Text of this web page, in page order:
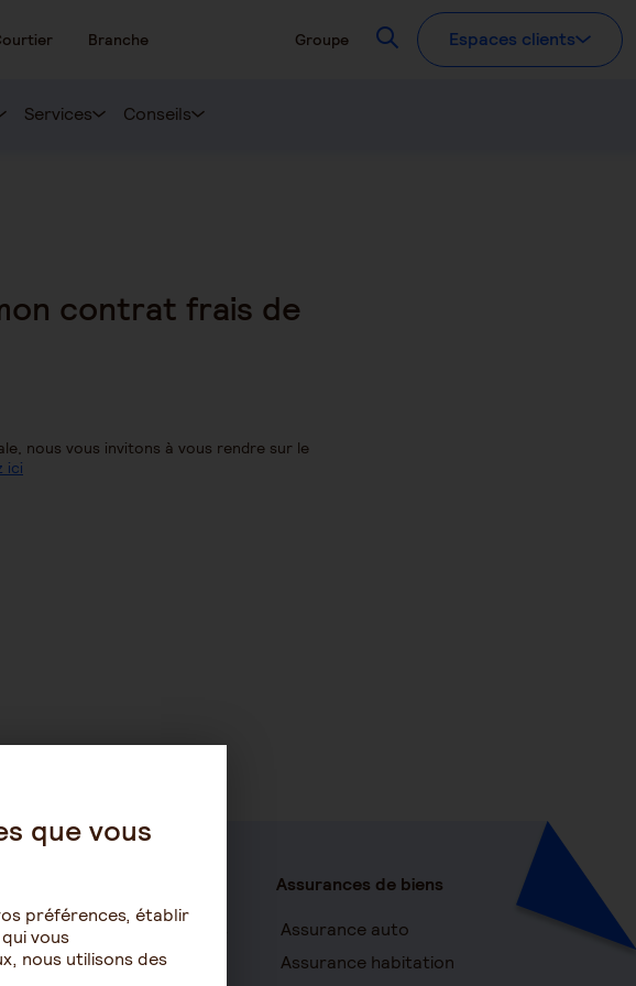
Branche Groupe RecherchezEspaces clients
Services Conseils
contrat frais de
nous vous invitons à vous rendre sur le
ici
Résidence avec services
pour seniors
Assurances de biens
Assurance auto
Assurance habitation
que vous
préférences, établir
vous
nous utilisons des